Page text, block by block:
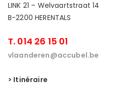
LINK 21 – Welvaartstraat 14
B-2200 HERENTALS
T. 014 26 15 01
vlaanderen@accubel.be
> Itinéraire